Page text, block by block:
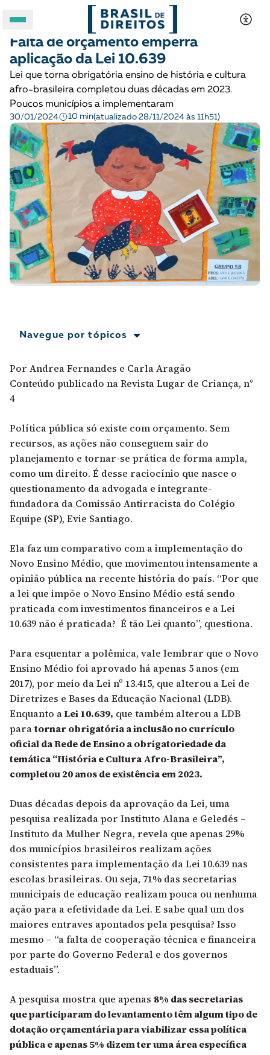
A BRASIL DE DIREITOS
ASSUNTOS
FORMATOS
Apoie a Brasil de Direitos
A [BD] conta as histórias de quem defende
VEJA COMO APOIAR!
CRIANÇAS E ADOLESCENTES
Para entender
Falta de orçamento emperra
aplicação da Lei 10.639
Lei que torna obrigatória ensino de história e cultura
afro-brasileira completou duas décadas em 2023.
Poucos municípios a implementaram
30/01/2024 10 min(atualizado 28/11/2024 às 11h51)
Navegue por tópicos
Por Andrea Fernandes e Carla Aragão
Conteúdo publicado naRevista Lugar de Criança, n°
4
Política pública só existe com orçamento. Sem
recursos, as ações não conseguem sair do
planejamento e tornar-se prática de forma ampla,
como um direito. É desse raciocínio que nasce o
questionamento da advogada e integrante-
fundadora da Comissão Antirracista do Colégio
Equipe (SP), Evie Santiago.
Ela faz um comparativo com a implementação do
Novo Ensino Médio, que movimentou intensamente a
opinião pública na recente história do país. “Por que
a lei que impõe o Novo Ensino Médio está sendo
praticada com investimentos financeiros e a Lei
10.639 não é praticada? É tão Lei quanto”, questiona.
Para esquentar a polêmica, vale lembrar que o Novo
Ensino Médio foi aprovado há apenas 5 anos (em
2017), por meio da Lei nº 13.415, que alterou a Lei de
Diretrizes e Bases da Educação Nacional (LDB).
Enquanto aLei 10.639, que também alterou a LDB
paratornar obrigatória a inclusão no currículo
oficial da Rede de Ensino a obrigatoriedade da
temática “História e Cultura Afro-Brasileira”,
completou 20 anos de existência em 2023.
Duas décadas depois da aprovação da Lei, uma
pesquisa realizada por Instituto Alana e Geledés –
Instituto da Mulher Negra, revela que apenas 29%
dos municípios brasileiros realizam ações
consistentes para implementação da Lei 10.639 nas
escolas brasileiras. Ou seja, 71% das secretarias
municipais de educação realizam pouca ou nenhuma
ação para a efetividade da Lei. E sabe qual um dos
maiores entraves apontados pela pesquisa? Isso
mesmo – “a falta de cooperação técnica e financeira
por parte do Governo Federal e dos governos
estaduais”.
A pesquisa mostra que apenas 8% das secretarias
que participaram do levantamento têm algum tipo de
dotação orçamentária para viabilizar essa política
pública e apenas 5% dizem ter uma área específica